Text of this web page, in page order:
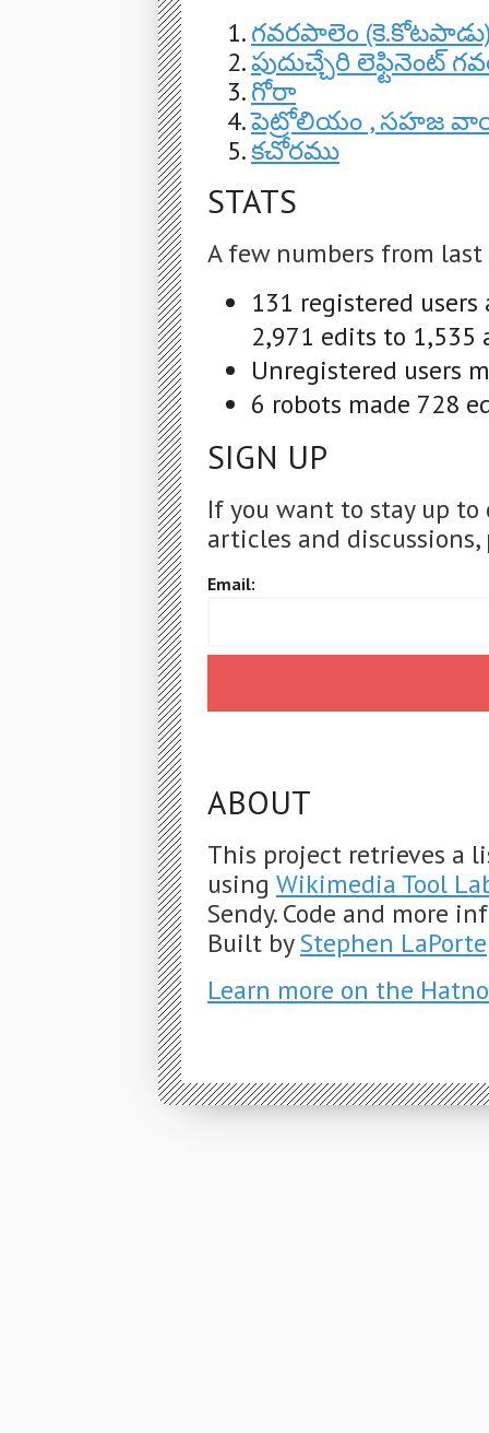
గవరపాలెం
పుదుచ్చేరి లెఫ్టినెంట్
గోరా
పెట్రోలియం , సహజ
కచోరము
STATS
A few numbers from last
131 registered
2,971 edits to 1,535
Unregistered users
6 robots made 728
SIGN UP
If you want to stay up
articles and
Email:
ABOUT
This project retrieves a
using Wikimedia Tool
Sendy. Code and more
Built byStephen LaPorte
Learn more on the